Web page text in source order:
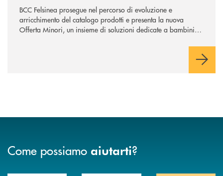
BCC Felsinea prosegue nel percorso di evoluzione e
arricchimento del catalogo prodotti e presenta la nuova
Offerta Minori, un insieme di soluzioni dedicate a bambini e
sviluppo di una relazione consapevole con il denaro, sempre
Come possiamo aiutarti?